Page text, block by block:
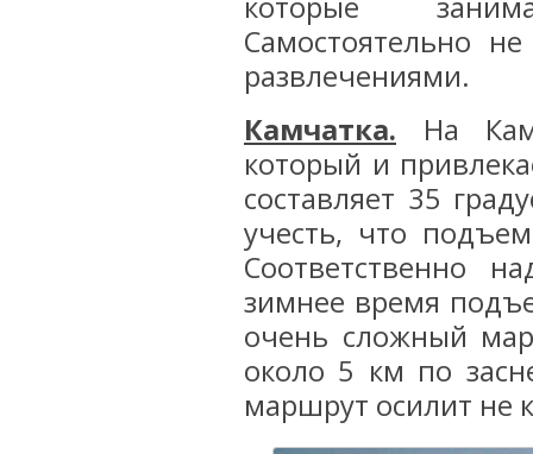
Самостоятельно
развлечениями.
Камчатка. На
который и
составляет 35
учесть, что
Соответственно
зимнее время
очень сложный
около 5 км по
маршрут осилит не